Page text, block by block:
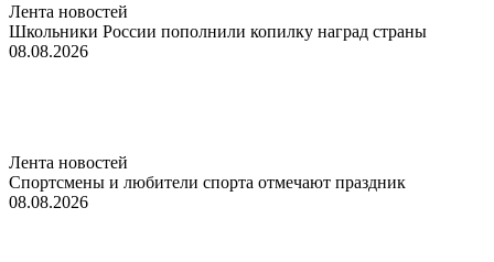
Лента новостей
Школьники России пополнили копилку наград страны
08.08.2026
Лента новостей
Спортсмены и любители спорта отмечают праздник
08.08.2026